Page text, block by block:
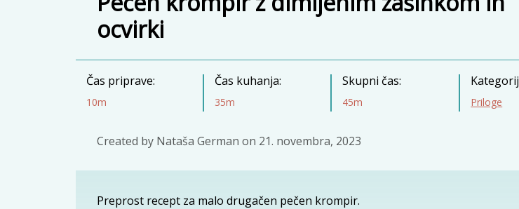
ocvirki
Čas priprave:
10m
Čas kuhanja:
35m
Skupni čas:
45m Priloge
Created by Nataša German on 21. novembra, 2023
Preprost recept za malo drugačen pečen krompir.